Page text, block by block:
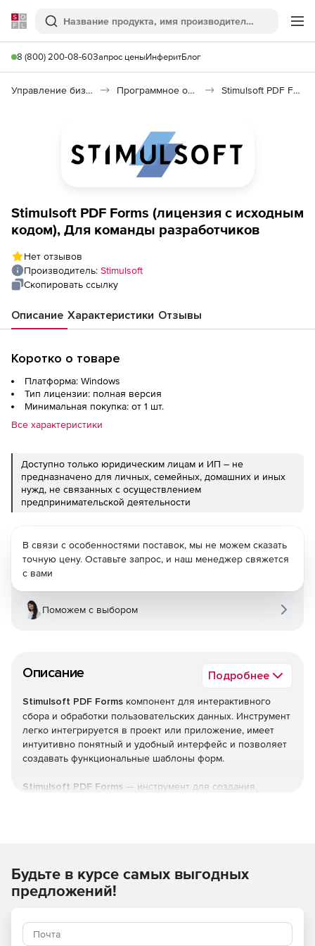
Softline
Поиск
8 (800) 200-08-60Запрос ценыИнферитБлог
Управление бизнесом, CRM/ERP Программное обеспечение для работы с документами Stimulsoft PDF Forms
Stimulsoft PDF Forms (лицензия с исходным
кодом), Для команды разработчиков
Нет отзывов
Производитель: Stimulsoft
Скопировать ссылку
Описание Характеристики Отзывы
Коротко о товаре
Платформа: Windows
Тип лицензии: полная версия
Минимальная покупка: от 1 шт.
Все характеристики
Доступно только юридическим лицам и ИП – не
предназначено для личных, семейных, домашних и иных
нужд, не связанных с осуществлением
предпринимательской деятельности
Описание Подробнее
Stimulsoft PDF Forms компонент для интерактивного
сбора и обработки пользовательских данных. Инструмент
легко интегрируется в проект или приложение, имеет
интуитивно понятный и удобный интерфейс и позволяет
создавать функциональные шаблоны форм.
Stimulsoft PDF Forms — инструмент для создания,
шаблон по-настоящему интерактивным. Пользователи
получают заполняемую форму в формате PDF, которую
они могут редактировать в любой программе,
Большой набор элементов
В связи с особенностями поставок, мы не можем сказать
точную цену. Оставьте запрос, и наш менеджер свяжется
с вами
Поможем с выбором
Будьте в курсе самых выгодных
предложений!